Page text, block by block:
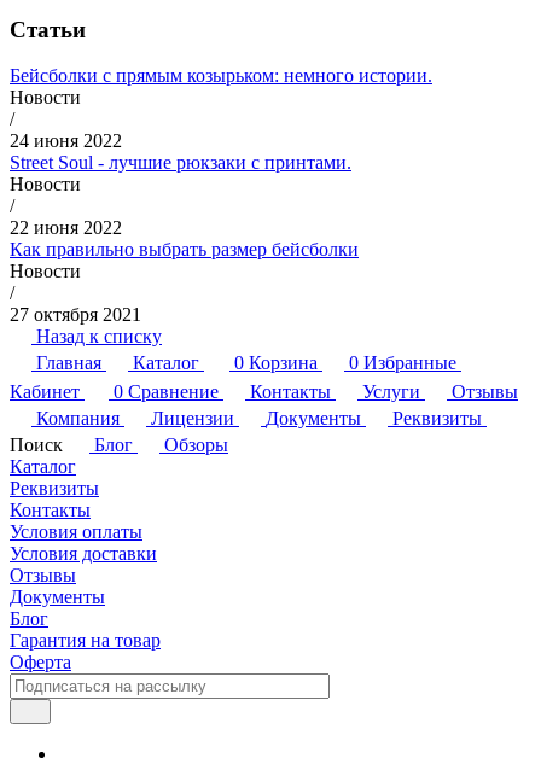
Статьи
Бейсболки с прямым козырьком: немного истории.
Новости
/
24 июня 2022
Street Soul - лучшие рюкзаки с принтами.
Новости
/
22 июня 2022
Как правильно выбрать размер бейсболки
Новости
/
27 октября 2021
Назад к списку
Главная
Каталог 0 Корзина 0 Избранные
Кабинет
0 Сравнение Контакты Услуги
Отзывы
Компания
Лицензии Документы
Реквизиты
Поиск
Блог
Обзоры
Каталог
Реквизиты
Контакты
Условия оплаты
Условия доставки
Отзывы
Документы
Блог
Гарантия на товар
Оферта